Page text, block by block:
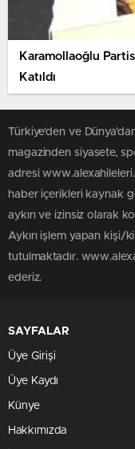
Karamollaoğlu
Katıldı
Türkiye'den ve
magazinden siyasete,
adresi
haber içerikleri kaynak
aykırı ve izinsiz olarak
Aykırı işlem yapan kişi/
tutulmaktadır.
ederiz.
SAYFALAR
Üye Girişi
Üye Kaydı
Künye
Hakkımızda